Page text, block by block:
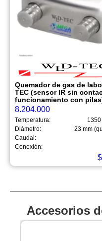
Quemador de gas de
TEC (sensor IR sin
funcionamiento con
8.204.000
Temperatura:
Diámetro:
23 mm
Caudal:
Conexión:
$
Accesorios